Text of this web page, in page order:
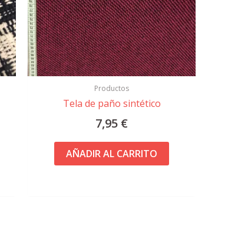
Productos
Tela de paño sintético
7,95 €
AÑADIR AL CARRITO